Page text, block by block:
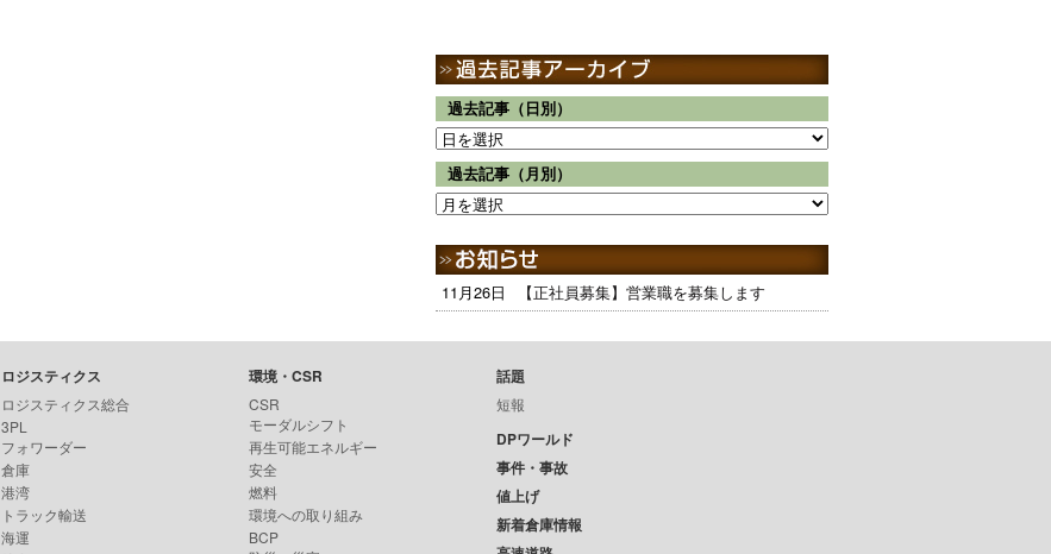
過去記事（日別）
過去記事（月別）
11月26日 【正社員募集】営業職を募集します
ロジスティクス
ロジスティクス総合
3PL
フォワーダー
倉庫
港湾
トラック輸送
海運
環境・CSR
CSR
モーダルシフト
再生可能エネルギー
安全
燃料
環境への取り組み
BCP
話題
短報
DPワールド
事件・事故
値上げ
新着倉庫情報